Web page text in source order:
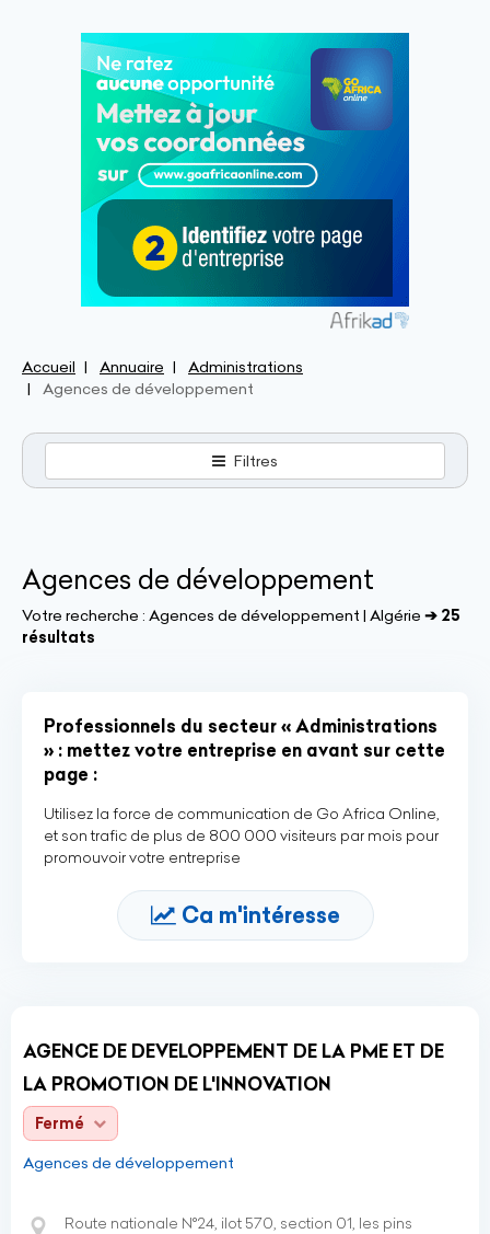
Accueil Annuaire
Administrations
Agences de développement
Filtres
Agences de développement
Votre recherche : Agences de développement | Algérie ➔ 25
résultats
Professionnels du secteur « Administrations
» : mettez votre entreprise en avant sur cette
page :
Utilisez la force de communication de Go Africa Online,
et son trafic de plus de 800 000 visiteurs par mois pour
promouvoir votre entreprise
Ca m'intéresse
AGENCE DE DEVELOPPEMENT DE LA PME ET DE
LA PROMOTION DE L'INNOVATION
Fermé
Agences de développement
Route nationale N°24, ilot 570, section 01, les pins